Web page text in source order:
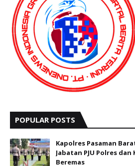
POPULAR POSTS
Kapolres Pasaman
Jabatan PJU Polres
Beremas